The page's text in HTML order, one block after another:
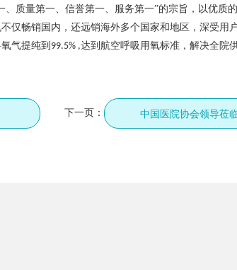
质量第一、信誉第一、服务第一”的宗旨，以优质
仅畅销国内，还远销海外多个国家和地区，深受用
气提纯到 99.5% ,达到航空呼吸用氧标准，解决全院
下一页：